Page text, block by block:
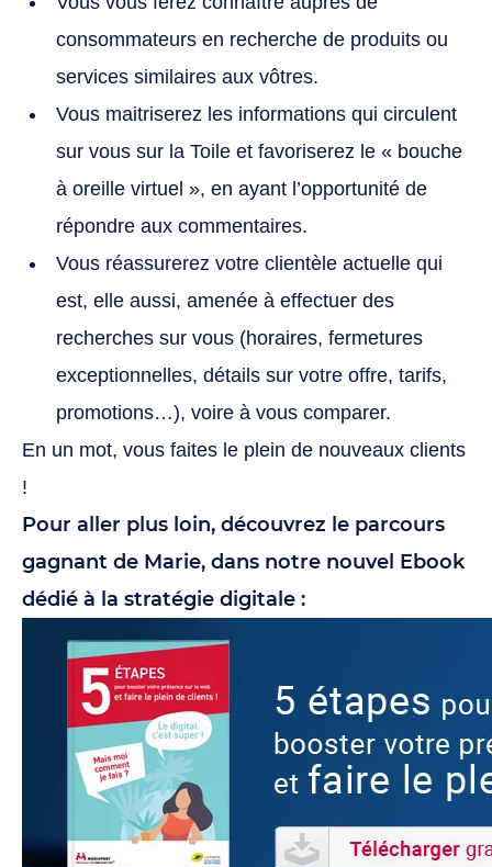
consommateurs en recherche de produits ou
services similaires aux vôtres.
Vous maitriserez les informations qui circulent
sur vous sur la Toile et favoriserez le « bouche
à oreille virtuel », en ayant l’opportunité de
répondre aux commentaires.
Vous réassurerez votre clientèle actuelle qui
est, elle aussi, amenée à effectuer des
recherches sur vous (horaires, fermetures
exceptionnelles, détails sur votre offre, tarifs,
promotions…), voire à vous comparer.
En un mot, vous faites le plein de nouveaux clients
!
Pour aller plus loin, découvrez le parcours
gagnant de Marie, dans notre nouvel Ebook
dédié à la stratégie digitale :